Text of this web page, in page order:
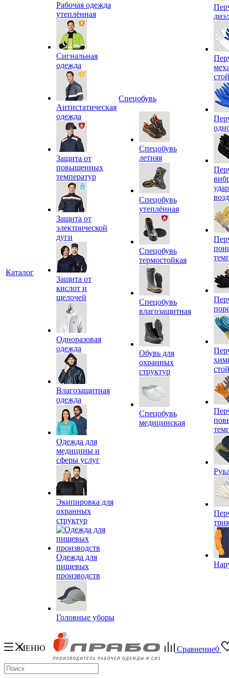
Каталог
Рабочая одежда
утеплённая
Сигнальная
одежда
Антистатическая
одежда
Защита от
повышенных
температур
Защита от
электрической
дуги
Защита от
кислот и
щелочей
Одноразовая
одежда
Влагозащитная
одежда
Одежда для
медицины и
сферы услуг
Экипировка для
охранных
структур
Одежда для
пищевых
производств
Головные уборы
Спецобувь
Спецобувь
летняя
Спецобувь
утеплённая
Спецобувь
термостойкая
Спецобувь
влагозащитная
Обувь для
охранных
структур
Спецобувь
медицинская
МЕНЮ Сравнение0